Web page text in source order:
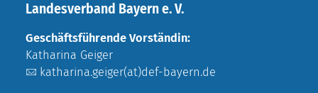
Landesverband Bayern e. V.
Geschäftsführende Vorständin:
Katharina Geiger
katharina.geiger(at)def-bayern.de